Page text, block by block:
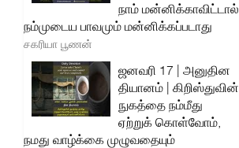
நாம் மன்னிக்காவிட்டால்
நம்முடைய பாவமும் மன்னிக்கப்படாது
சகரியா பூணன்
ஜனவரி 17 | அனுதின
தியானம் | கிறிஸ்துவின்
நுகத்தை நம்மீது
ஏற்றுக் கொள்வோம்,
நமது வாழ்க்கை முழுவதையும்